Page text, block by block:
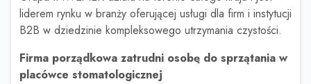
liderem rynku w branży oferującej usługi dla firm i instytucji
B2B w dziedzinie kompleksowego utrzymania czystości.
Firma porządkowa zatrudni osobę do sprzątania w
placówce stomatologicznej